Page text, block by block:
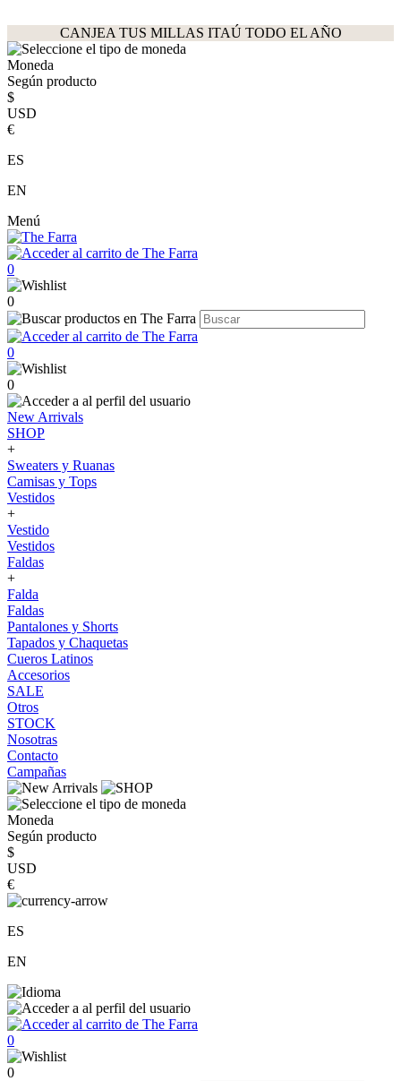
CANJEA TUS MILLAS ITAÚ TODO EL AÑO
Moneda
Según producto
$
USD
€
ES
EN
Menú
0
0
0
0
New Arrivals
SHOP
+
Sweaters y Ruanas
Camisas y Tops
Vestidos
+
Vestido
Vestidos
Faldas
+
Falda
Faldas
Pantalones y Shorts
Tapados y Chaquetas
Cueros Latinos
Accesorios
SALE
Otros
STOCK
Nosotras
Contacto
Campañas
Moneda
Según producto
$
USD
€
ES
EN
0
0